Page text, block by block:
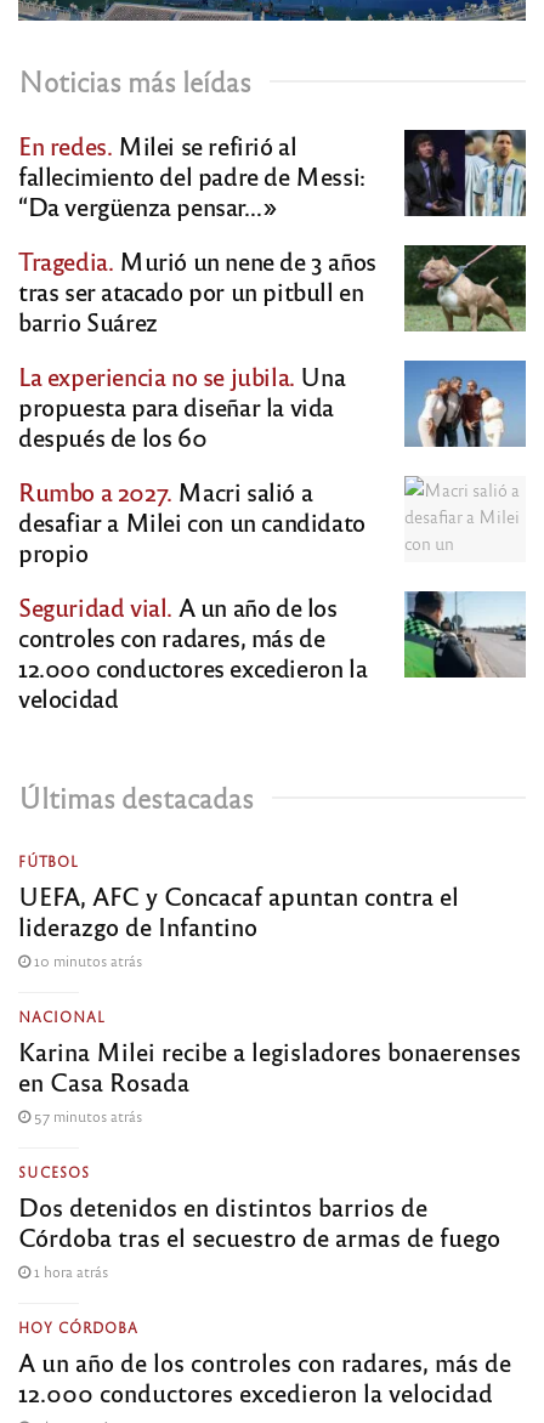
Noticias más leídas
En redes. Milei se refirió al
fallecimiento del padre de Messi:
“Da vergüenza pensar…»
Tragedia. Murió un nene de 3 años
tras ser atacado por un pitbull en
barrio Suárez
La experiencia no se jubila. Una
propuesta para diseñar la vida
después de los 60
Rumbo a 2027. Macri salió a
desafiar a Milei con un candidato
propio
Seguridad vial. A un año de los
controles con radares, más de
12.000 conductores excedieron la
velocidad
Últimas destacadas
FÚTBOL
UEFA, AFC y Concacaf apuntan contra el
liderazgo de Infantino
10 minutos atrás
NACIONAL
Karina Milei recibe a legisladores bonaerenses
en Casa Rosada
57 minutos atrás
SUCESOS
Dos detenidos en distintos barrios de
Córdoba tras el secuestro de armas de fuego
1 hora atrás
HOY CÓRDOBA
A un año de los controles con radares, más de
12.000 conductores excedieron la velocidad